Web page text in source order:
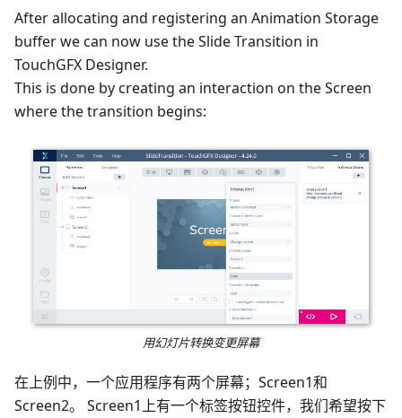
After allocating and registering an Animation Storage
buffer we can now use the Slide Transition in
TouchGFX Designer.
This is done by creating an interaction on the Screen
where the transition begins:
用幻灯片转换变更屏幕
在上例中，一个应用程序有两个屏幕；Screen1和
Screen2。 Screen1上有一个标签按钮控件，我们希望按下